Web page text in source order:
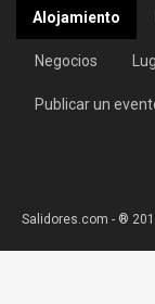
Alojamiento
Negocios
Publicar un
Salidores.com - ®